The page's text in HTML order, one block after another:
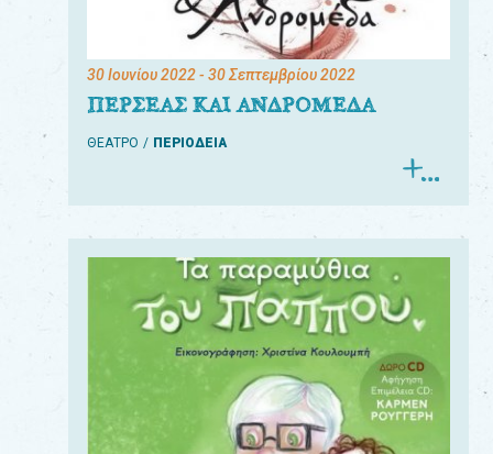
30 Ιουνίου 2022- 30 Σεπτεμβρίου 2022
ΠΕΡΣΕΑΣ ΚΑΙ ΑΝΔΡΟΜΕΔΑ
ΘΕΑΤΡΟ ΠΕΡΙΟΔΕΙΑ